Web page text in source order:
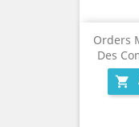
Orders
Des
